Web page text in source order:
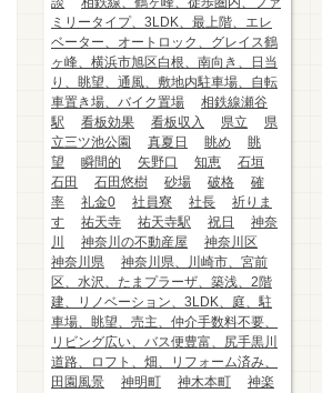
ミリータイプ、3LDK、最上階、エレ
ベーター、オートロック、グレイス鶴
ヶ峰、横浜市旭区白根、南向き、日当
り、眺望、通風、敷地内駐車場、自転
車置き場、バイク置場
相鉄線瀬谷
駅
看板効果 看板収入 県立
県
立三ツ池公園
真夏日 眺め
眺
望
瞬間的 矢野口 知恵
石垣
石田
石田悠樹 砂場 破格
確
率
礼金0 社員寮 社長
祈りま
す
祐天寺 祐天寺駅 祝日
神奈
川
神奈川の不動産屋
神奈川区
神奈川県
神奈川県、川崎市、宮前
区、水沢、たまプラーザ、築浅、2階
建、リノベーション、3LDK、庭、駐
車場、眺望、売主、仲介手数料不要、
リビング広い、バス便豊富、尻手黒川
道路、ロフト、畑、リフォーム済み、
田園風景
神明町 神木本町
神楽